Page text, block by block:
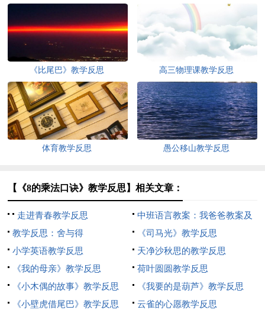
《比尾巴》教学反思 高三物理课教学反思
体育教学反思 愚公移山教学反思
【《8的乘法口诀》教学反思】相关文章：
走进青春教学反思
中班语言教案：我爸爸教案及
教学含反思
教学反思：舍与得
《司马光》教学反思
小学英语教学反思
天净沙秋思的教学反思
《我的母亲》教学反思
荷叶圆圆教学反思
《小木偶的故事》教学反思
《我要的是葫芦》教学反思
《小壁虎借尾巴》教学反思
云雀的心愿教学反思